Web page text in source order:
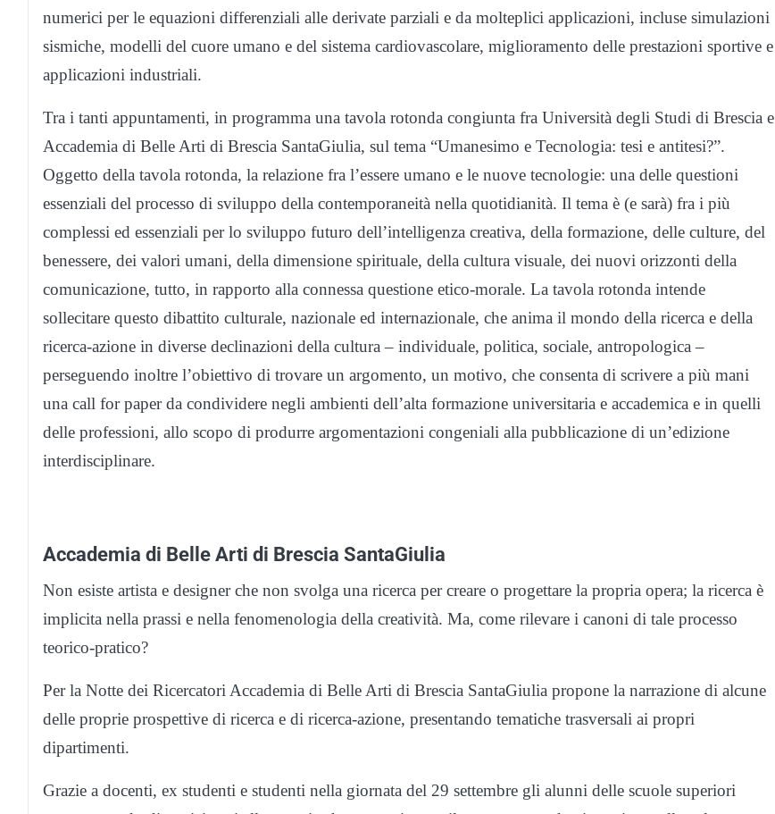
numerici per le equazioni differenziali alle derivate parziali e da molteplici applicazioni, incluse simulazioni
sismiche, modelli del cuore umano e del sistema cardiovascolare, miglioramento delle prestazioni sportive e
applicazioni industriali.
Tra i tanti appuntamenti, in programma una tavola rotonda congiunta fra Università degli Studi di Brescia e
Accademia di Belle Arti di Brescia SantaGiulia, sul tema “Umanesimo e Tecnologia: tesi e antitesi?”.
Oggetto della tavola rotonda, la relazione fra l’essere umano e le nuove tecnologie: una delle questioni
essenziali del processo di sviluppo della contemporaneità nella quotidianità. Il tema è (e sarà) fra i più
complessi ed essenziali per lo sviluppo futuro dell’intelligenza creativa, della formazione, delle culture, del
benessere, dei valori umani, della dimensione spirituale, della cultura visuale, dei nuovi orizzonti della
comunicazione, tutto, in rapporto alla connessa questione etico-morale. La tavola rotonda intende
sollecitare questo dibattito culturale, nazionale ed internazionale, che anima il mondo della ricerca e della
ricerca-azione in diverse declinazioni della cultura – individuale, politica, sociale, antropologica –
perseguendo inoltre l’obiettivo di trovare un argomento, un motivo, che consenta di scrivere a più mani
una call for paper da condividere negli ambienti dell’alta formazione universitaria e accademica e in quelli
delle professioni, allo scopo di produrre argomentazioni congeniali alla pubblicazione di un’edizione
interdisciplinare.
Accademia di Belle Arti di Brescia SantaGiulia
Non esiste artista e designer che non svolga una ricerca per creare o progettare la propria opera; la ricerca è
implicita nella prassi e nella fenomenologia della creatività. Ma, come rilevare i canoni di tale processo
teorico-pratico?
Per la Notte dei Ricercatori Accademia di Belle Arti di Brescia SantaGiulia propone la narrazione di alcune
delle proprie prospettive di ricerca e di ricerca-azione, presentando tematiche trasversali ai propri
dipartimenti.
Grazie a docenti, ex studenti e studenti nella giornata del 29 settembre gli alunni delle scuole superiori